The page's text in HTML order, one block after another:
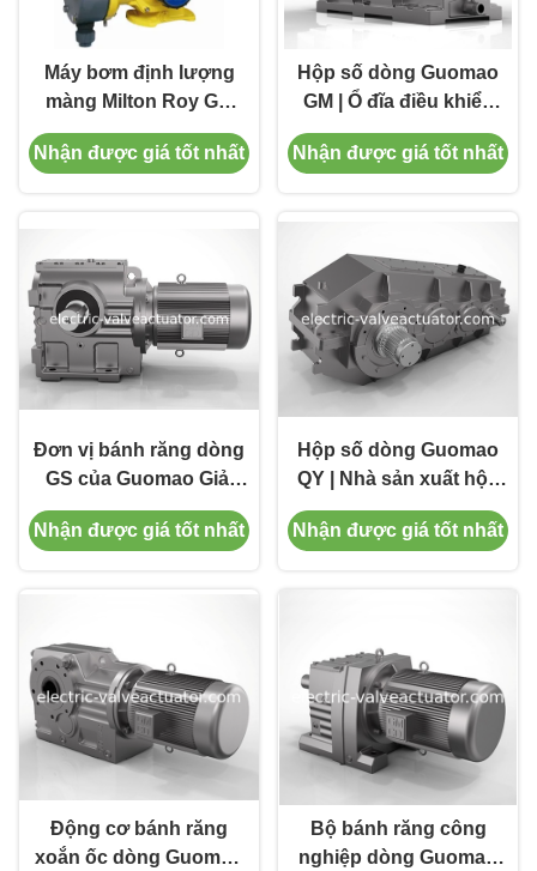
Máy bơm định lượng
màng Milton Roy GM
Series, Bơm định lượng
hóa chất
Nhận được giá tốt nhất
Hộp số dòng Guomao
GM | Ổ đĩa điều khiển
chuyển động nâng cao
cho các ứng dụng công
Nhận được giá tốt nhất
Đơn vị bánh răng dòng
GS của Guomao Giải
pháp truyền tải chính
xác cho máy móc công
Nhận được giá tốt nhất
Hộp số dòng Guomao
QY | Nhà sản xuất hộp
giảm tốc công nghiệp
hạng nặng
Nhận được giá tốt nhất
Động cơ bánh răng
xoắn ốc dòng Guomao
Bộ bánh răng công
nghiệp dòng Guomao